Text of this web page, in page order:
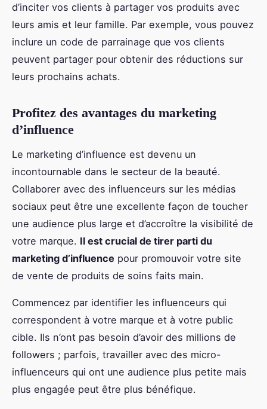
d’inciter vos clients à partager vos produits avec
leurs amis et leur famille. Par exemple, vous pouvez
inclure un code de parrainage que vos clients
peuvent partager pour obtenir des réductions sur
leurs prochains achats.
Profitez des avantages du marketing
d’influence
Le marketing d’influence est devenu un
incontournable dans le secteur de la beauté.
Collaborer avec des influenceurs sur les médias
sociaux peut être une excellente façon de toucher
une audience plus large et d’accroître la visibilité de
votre marque. Il est crucial de tirer parti du
marketing d’influence pour promouvoir votre site
de vente de produits de soins faits main.
Commencez par identifier les influenceurs qui
correspondent à votre marque et à votre public
cible. Ils n’ont pas besoin d’avoir des millions de
followers ; parfois, travailler avec des micro-
influenceurs qui ont une audience plus petite mais
plus engagée peut être plus bénéfique.